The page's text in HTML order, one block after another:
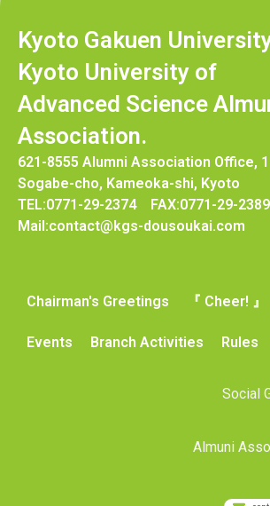
Kyoto Gakuen
Kyoto University of
Advanced Science
Association.
621-8555 Alumni Association Office,
Sogabe-cho, Kameoka-shi, Kyoto
TEL:0771-29-2374 FAX:0771-29-2389
Mail:contact@kgs-dousoukai.com
Chairman's Greetings 『 Cheer! 』
Events Branch Activities Rules
Social
Almuni